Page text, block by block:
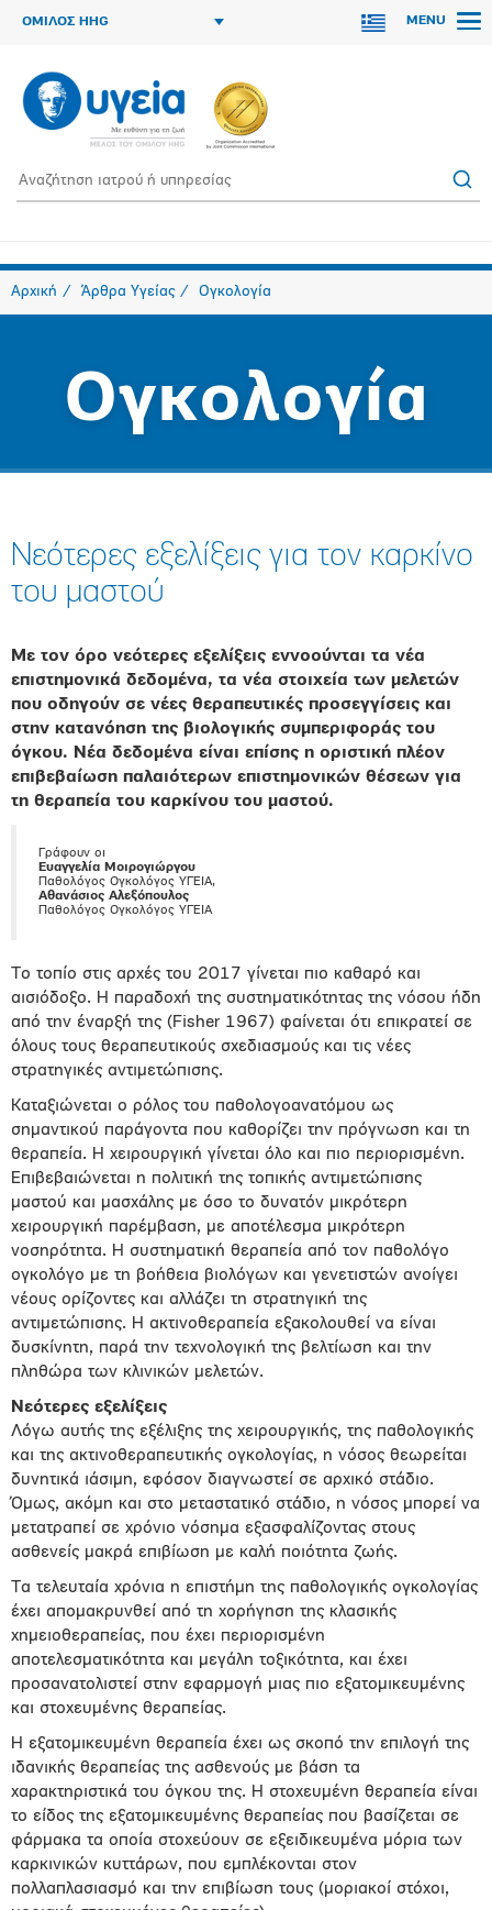
ΟΜΙΛΟΣ HHG MENU
Αρχική Άρθρα Υγείας Ογκολογία
Ογκολογία
Νεότερες εξελίξεις για τον καρκίνο
του μαστού
Με τον όρο νεότερες εξελίξεις εννοούνται τα νέα
επιστημονικά δεδομένα, τα νέα στοιχεία των μελετών
που οδηγούν σε νέες θεραπευτικές προσεγγίσεις και
στην κατανόηση της βιολογικής συμπεριφοράς του
όγκου. Νέα δεδομένα είναι επίσης η οριστική πλέον
επιβεβαίωση παλαιότερων επιστημονικών θέσεων για
τη θεραπεία του καρκίνου του μαστού.
Γράφουν οι
Ευαγγελία Μοιρογιώργου
Παθολόγος Ογκολόγος ΥΓΕΙΑ,
Αθανάσιος Αλεξόπουλος
Παθολόγος Ογκολόγος ΥΓΕΙΑ
Το τοπίο στις αρχές του 2017 γίνεται πιο καθαρό και
αισιόδοξο. Η παραδοχή της συστηματικότητας της νόσου ήδη
από την έναρξή της (Fisher 1967) φαίνεται ότι επικρατεί σε
όλους τους θεραπευτικούς σχεδιασμούς και τις νέες
στρατηγικές αντιμετώπισης.
Καταξιώνεται ο ρόλος του παθολογοανατόμου ως
σημαντικού παράγοντα που καθορίζει την πρόγνωση και τη
θεραπεία. Η χειρουργική γίνεται όλο και πιο περιορισμένη.
Επιβεβαιώνεται η πολιτική της τοπικής αντιμετώπισης
μαστού και μασχάλης με όσο το δυνατόν μικρότερη
χειρουργική παρέμβαση, με αποτέλεσμα μικρότερη
νοσηρότητα. Η συστηματική θεραπεία από τον παθολόγο
ογκολόγο με τη βοήθεια βιολόγων και γενετιστών ανοίγει
νέους ορίζοντες και αλλάζει τη στρατηγική της
αντιμετώπισης. Η ακτινοθεραπεία εξακολουθεί να είναι
δυσκίνητη, παρά την τεχνολογική της βελτίωση και την
πληθώρα των κλινικών μελετών.
Νεότερες εξελίξεις
Λόγω αυτής της εξέλιξης της χειρουργικής, της παθολογικής
και της ακτινοθεραπευτικής ογκολογίας, η νόσος θεωρείται
δυνητικά ιάσιμη, εφόσον διαγνωστεί σε αρχικό στάδιο.
Όμως, ακόμη και στο μεταστατικό στάδιο, η νόσος μπορεί να
μετατραπεί σε χρόνιο νόσημα εξασφαλίζοντας στους
ασθενείς μακρά επιβίωση με καλή ποιότητα ζωής.
Τα τελευταία χρόνια η επιστήμη της παθολογικής ογκολογίας
έχει απομακρυνθεί από τη χορήγηση της κλασικής
χημειοθεραπείας, που έχει περιορισμένη
αποτελεσματικότητα και μεγάλη τοξικότητα, και έχει
προσανατολιστεί στην εφαρμογή μιας πιο εξατομικευμένης
και στοχευμένης θεραπείας.
Η εξατομικευμένη θεραπεία έχει ως σκοπό την επιλογή της
ιδανικής θεραπείας της ασθενούς με βάση τα
χαρακτηριστικά του όγκου της. Η στοχευμένη θεραπεία είναι
το είδος της εξατομικευμένης θεραπείας που βασίζεται σε
φάρμακα τα οποία στοχεύουν σε εξειδικευμένα μόρια των
καρκινικών κυττάρων, που εμπλέκονται στον
πολλαπλασιασμό και την επιβίωση τους (μοριακοί στόχοι,